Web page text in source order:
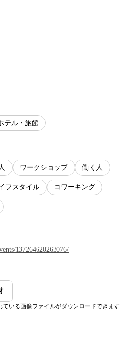
テル・旅館
ワークショップ 働く人
フスタイル コワーキング
137264620263076/
ている画像ファイルがダウンロードできます